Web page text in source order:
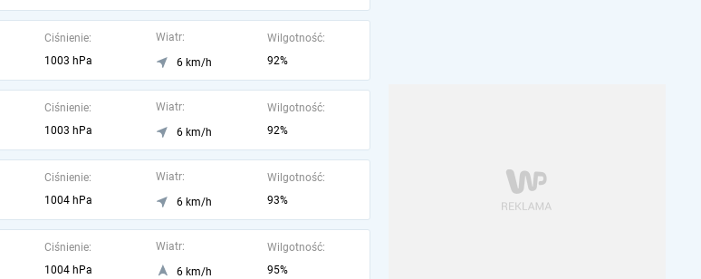
Ciśnienie:
1003 hPa
Wiatr:
6 km/h
Wilgotność:
92%
Ciśnienie:
1003 hPa
Wiatr:
6 km/h
Wilgotność:
92%
Ciśnienie:
1004 hPa
Wiatr:
6 km/h
Wilgotność:
93%
Ciśnienie:
1004 hPa
Wiatr:
6 km/h
Wilgotność:
95%